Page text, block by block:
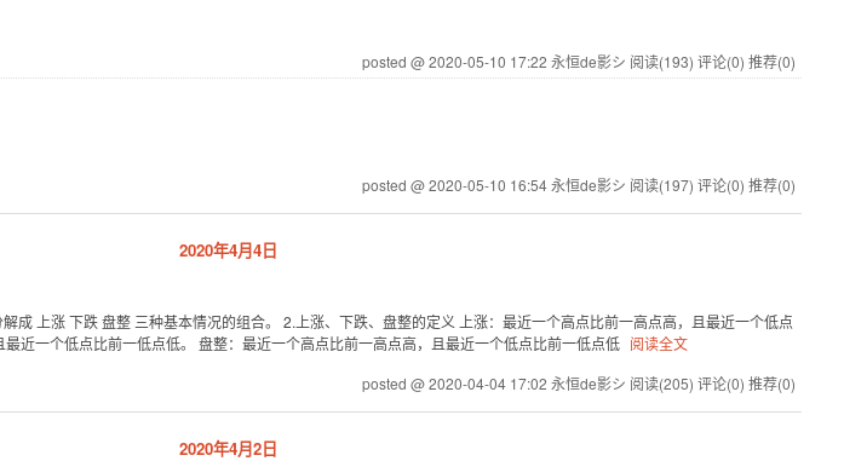
posted @ 2020-05-10 17:22 永恒de影シ 阅读(193) 评论(0) 推荐(0)
posted @ 2020-05-10 16:54 永恒de影シ 阅读(197) 评论(0) 推荐(0)
2020年4月4日
成 上涨 下跌 盘整 三种基本情况的组合。 2.上涨、下跌、盘整的定义 上涨：最近一个高点比前一高点高，且最近一个低点
近一个低点比前一低点低。 盘整：最近一个高点比前一高点高，且最近一个低点比前一低点低 阅读全文
posted @ 2020-04-04 17:02 永恒de影シ 阅读(205) 评论(0) 推荐(0)
2020年4月2日